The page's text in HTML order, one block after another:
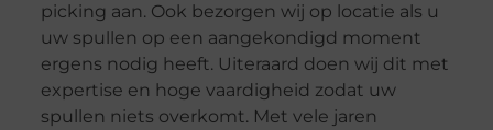
picking aan. Ook bezorgen wij op locatie als u
uw spullen op een aangekondigd moment
ergens nodig heeft. Uiteraard doen wij dit met
expertise en hoge vaardigheid zodat uw
spullen niets overkomt. Met vele jaren